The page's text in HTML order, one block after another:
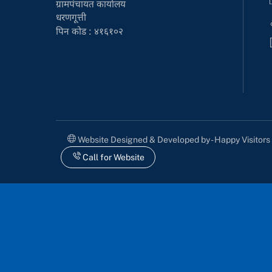
ग्रामपंचायत कार्यालय
धरणगूत्ती
पिन कोड : ४१६१०२
Website Designed & Developed by - Happy Visitors
Call for Website